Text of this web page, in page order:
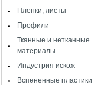
Пленки, листы
Профили
Тканные и нетканные
материалы
Индустрия искож
Вспененные пластики